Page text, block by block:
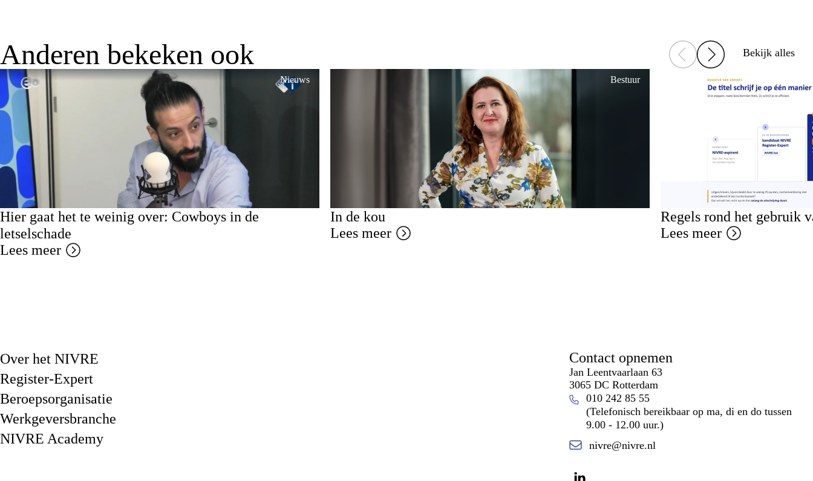
Anderen bekeken ook Bekijk alles
Nieuws
Hier gaat het te weinig over: Cowboys in de
letselschade
Lees meer
Bestuur
In de kou
Lees meer
Regels rond het gebruik
Lees meer
Over het NIVRE
Register-Expert
Beroepsorganisatie
Werkgeversbranche
NIVRE Academy
Contact opnemen
Jan Leentvaarlaan 63
3065 DC Rotterdam
010 242 85 55
(Telefonisch bereikbaar op ma, di en do tussen
9.00 - 12.00 uur.)
nivre@nivre.nl